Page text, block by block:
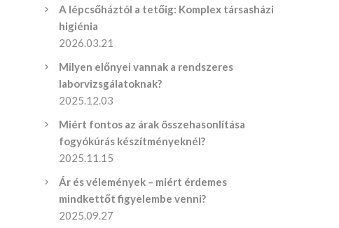
A lépcsőháztól a tetőig: Komplex társasházi
higiénia
2026.03.21
Milyen előnyei vannak a rendszeres
laborvizsgálatoknak?
2025.12.03
Miért fontos az árak összehasonlítása
fogyókúrás készítményeknél?
2025.11.15
Ár és vélemények – miért érdemes
mindkettőt figyelembe venni?
2025.09.27